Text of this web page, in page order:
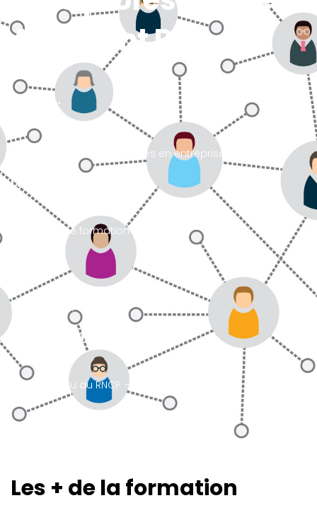
Assistant RH
Durée :
700 heures (dont 140 heures en entreprise)
Lieu :
En centre de formation
A partir de : 7 000 €
Certification :
Titre reconnu au RNCP – Niveau 5 (BAC+2)
Les + de la formation